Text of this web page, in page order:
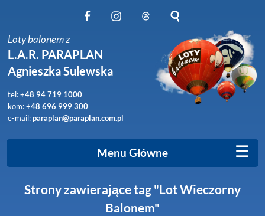
Obserwuj nas na Instagram
Obserwuj nas na Threads
Szukaj na stronie
Loty balonem z
L.A.R. PARAPLAN
Agnieszka Sulewska
tel:+48 94 719 1000
kom:+48 696 999 300
e-mail:paraplan@paraplan.com.pl
Menu Główne ☰
Strony zawierające tag "Lot Wieczorny
Balonem"